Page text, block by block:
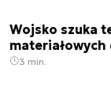
Wojsko szuka
3 min.